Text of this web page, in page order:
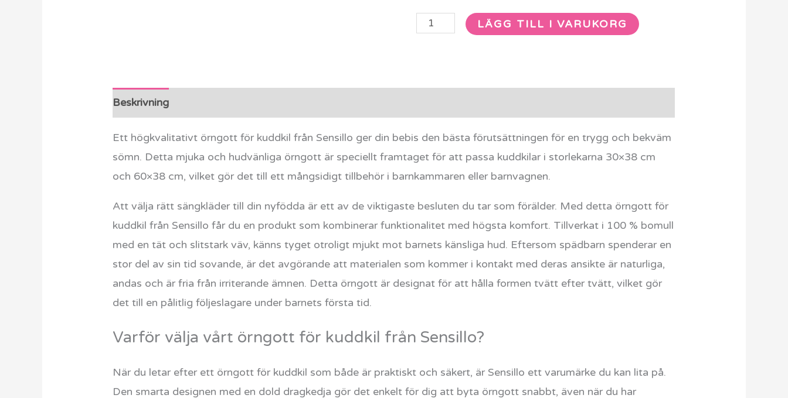
LÄGG TILL I VARUKORG
Beskrivning
Ett högkvalitativt örngott för kuddkil från Sensillo ger din bebis den bästa förutsättningen för en trygg och bekväm
sömn. Detta mjuka och hudvänliga örngott är speciellt framtaget för att passa kuddkilar i storlekarna 30×38 cm
och 60×38 cm, vilket gör det till ett mångsidigt tillbehör i barnkammaren eller barnvagnen.
Att välja rätt sängkläder till din nyfödda är ett av de viktigaste besluten du tar som förälder. Med detta örngott för
kuddkil från Sensillo får du en produkt som kombinerar funktionalitet med högsta komfort. Tillverkat i 100 % bomull
med en tät och slitstark väv, känns tyget otroligt mjukt mot barnets känsliga hud. Eftersom spädbarn spenderar en
stor del av sin tid sovande, är det avgörande att materialen som kommer i kontakt med deras ansikte är naturliga,
andas och är fria från irriterande ämnen. Detta örngott är designat för att hålla formen tvätt efter tvätt, vilket gör
det till en pålitlig följeslagare under barnets första tid.
Varför välja vårt örngott för kuddkil från Sensillo?
När du letar efter ett örngott för kuddkil som både är praktiskt och säkert, är Sensillo ett varumärke du kan lita på.
Den smarta designen med en dold dragkedja gör det enkelt för dig att byta örngott snabbt, även när du har